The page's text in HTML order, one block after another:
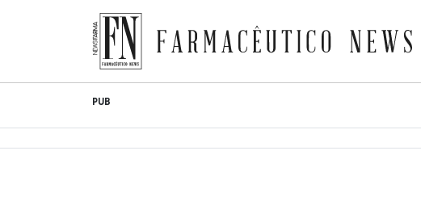
content
Farmacêutico News
PUB